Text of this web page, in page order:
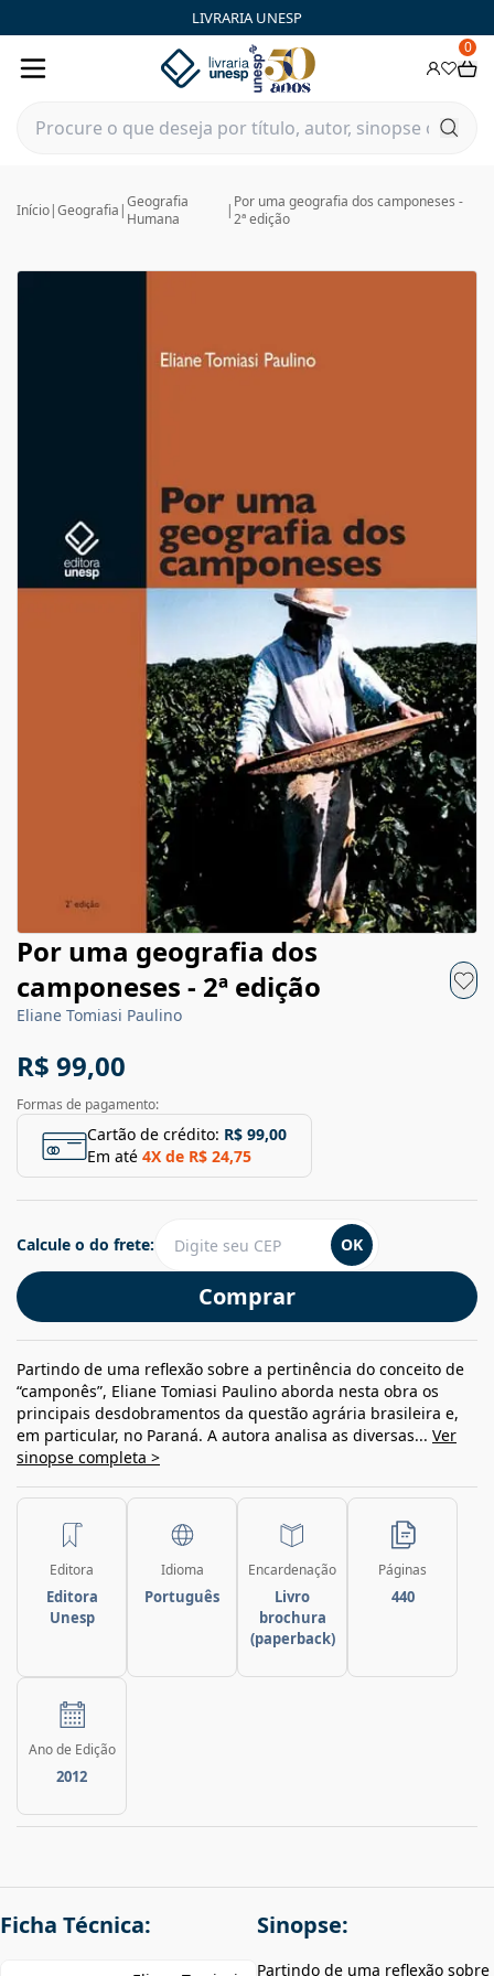
LIVRARIA UNESP
0
Início|Geografia |Geografia
Humana
| Por uma geografia dos camponeses -
2ª edição
Por uma geografia dos
camponeses - 2ª edição
Eliane Tomiasi Paulino
R$ 99,00
Formas de pagamento:
Cartão de crédito: R$ 99,00
Em até 4X de R$ 24,75
Comprar
Calcule o do frete: OK
Partindo de uma reflexão sobre a pertinência do conceito de
“camponês”, Eliane Tomiasi Paulino aborda nesta obra os
principais desdobramentos da questão agrária brasileira e,
em particular, no Paraná. A autora analisa as diversas... Ver
sinopse completa >
Editora
Editora
Unesp
Idioma
Português
Encardenação
Livro
brochura
(paperback)
Páginas
440
Ano de Edição
2012
Ficha Técnica: Sinopse:
Partindo de uma reflexão sobre